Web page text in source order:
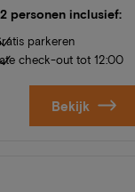
personen inclusief:
parkeren
check-out tot 12:00
Bekijk